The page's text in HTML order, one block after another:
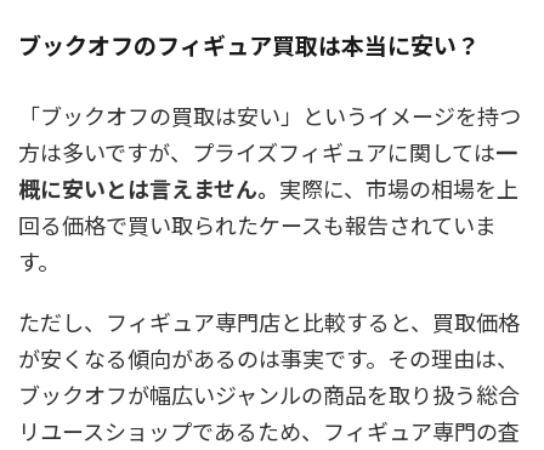
ブックオフのフィギュア買取は本当に安い？
「ブックオフの買取は安い」というイメージを持つ
方は多いですが、 プライズフィギュアに関しては一
概に安いとは言えません。 実際に、市場の相場を上
回る価格で買い取られたケースも報告されていま
す。
ただし、フィギュア専門店と比較すると、買取価格
が安くなる傾向があるのは事実です。その理由は、
ブックオフが幅広いジャンルの商品を取り扱う総合
リユースショップであるため、フィギュア専門の査